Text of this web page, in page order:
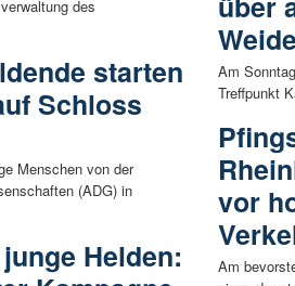
des
starten
Schloss
Menschen von der
(ADG) in
Helden:
Am
Treffpunkt
vor
Am